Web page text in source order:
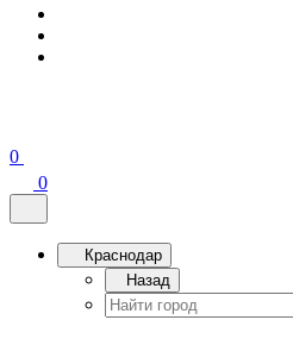
0
0
Краснодар
Назад